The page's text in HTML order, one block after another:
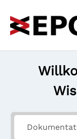
Inhalt
springen